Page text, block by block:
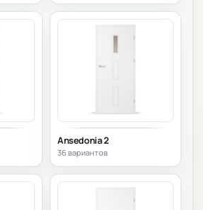
Ansedonia 2
36 вариантов